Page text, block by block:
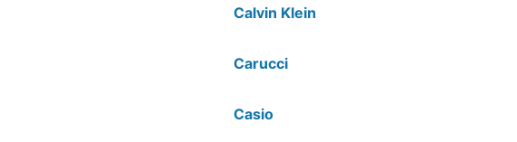
Calvin Klein
Carucci
Casio